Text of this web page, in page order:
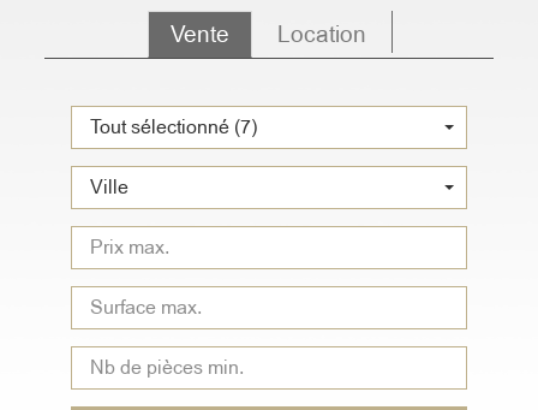
Vente Location
Type
bien
Tout sélectionné (7)
Ville